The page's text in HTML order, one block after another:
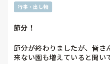
行事・出し物
節分！
節分が終わりましたが、皆さ
来ない園も増えていると聞い